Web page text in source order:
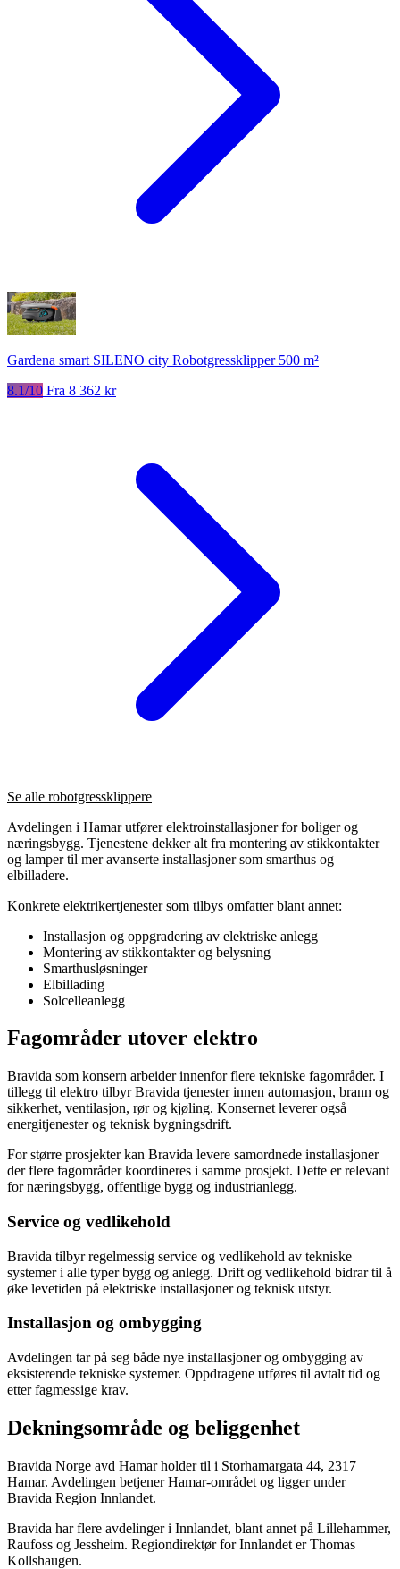
Gardena smart SILENO city Robotgressklipper 500 m²
8.1/10 Fra 8 362 kr
Se alle robotgressklippere
Avdelingen i Hamar utfører elektroinstallasjoner for boliger og
næringsbygg. Tjenestene dekker alt fra montering av stikkontakter
og lamper til mer avanserte installasjoner som smarthus og
elbilladere.
Konkrete elektrikertjenester som tilbys omfatter blant annet:
Installasjon og oppgradering av elektriske anlegg
Montering av stikkontakter og belysning
Smarthusløsninger
Elbillading
Solcelleanlegg
Fagområder utover elektro
Bravida som konsern arbeider innenfor flere tekniske fagområder. I
tillegg til elektro tilbyr Bravida tjenester innen automasjon, brann og
sikkerhet, ventilasjon, rør og kjøling. Konsernet leverer også
energitjenester og teknisk bygningsdrift.
For større prosjekter kan Bravida levere samordnede installasjoner
der flere fagområder koordineres i samme prosjekt. Dette er relevant
for næringsbygg, offentlige bygg og industrianlegg.
Service og vedlikehold
Bravida tilbyr regelmessig service og vedlikehold av tekniske
systemer i alle typer bygg og anlegg. Drift og vedlikehold bidrar til å
øke levetiden på elektriske installasjoner og teknisk utstyr.
Installasjon og ombygging
Avdelingen tar på seg både nye installasjoner og ombygging av
eksisterende tekniske systemer. Oppdragene utføres til avtalt tid og
etter fagmessige krav.
Dekningsområde og beliggenhet
Bravida Norge avd Hamar holder til i Storhamargata 44, 2317
Hamar. Avdelingen betjener Hamar-området og ligger under
Bravida Region Innlandet.
Bravida har flere avdelinger i Innlandet, blant annet på Lillehammer,
Raufoss og Jessheim. Regiondirektør for Innlandet er Thomas
Kollshaugen.